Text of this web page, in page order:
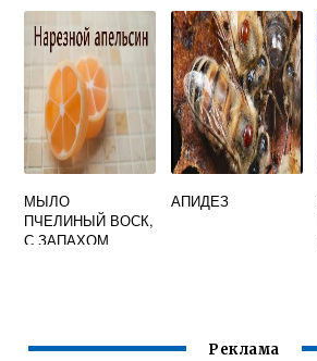
МЫЛО
ПЧЕЛИНЫЙ ВОСК,
С ЗАПАХОМ
АПИДЕЗ
Реклама